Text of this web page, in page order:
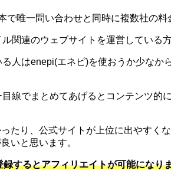
で唯一問い合わせと同時に複数社の
関連のウェブサイトを運営してい
人はenepi(エネピ)を使おうか少な
線でまとめてあげるとコンテンツ
たり、公式サイトが上位に出やす
いと思います。
するとアフィリエイトが可能にな